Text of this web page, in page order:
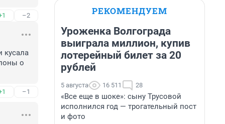
–2
кусала
о
–1
РЕКОМЕНДУЕМ
Уроженка Волгограда
выиграла миллион, купив
лотерейный билет за 20
рублей
5 августа 16 511 28
«Все еще в шоке»: сыну Трусовой
исполнился год — трогательный пост
и фото